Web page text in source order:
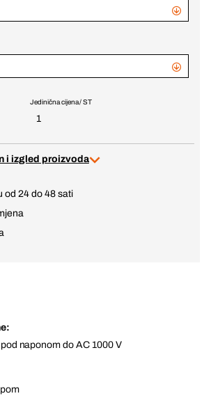
Jedinična cijena / ST
1
i izgled proizvoda
od 24 do 48 sati
naponom do AC 1000 V